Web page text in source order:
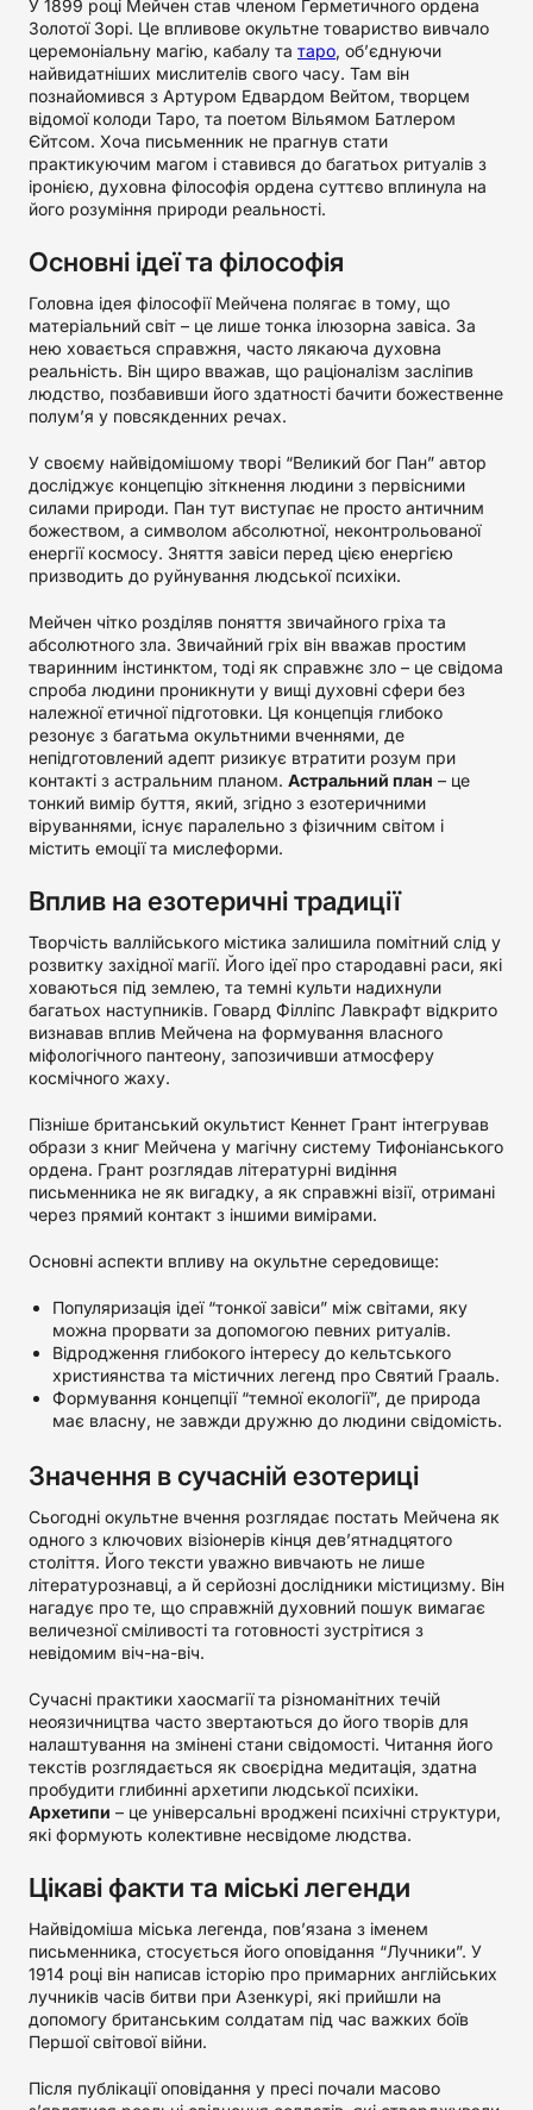
У 1899 році Мейчен став членом Герметичного ордена
Золотої Зорі. Це впливове окультне товариство вивчало
церемоніальну магію, кабалу та таро, об’єднуючи
найвидатніших мислителів свого часу. Там він
познайомився з Артуром Едвардом Вейтом, творцем
відомої колоди Таро, та поетом Вільямом Батлером
Єйтсом. Хоча письменник не прагнув стати
практикуючим магом і ставився до багатьох ритуалів з
іронією, духовна філософія ордена суттєво вплинула на
його розуміння природи реальності.
Основні ідеї та філософія
Головна ідея філософії Мейчена полягає в тому, що
матеріальний світ – це лише тонка ілюзорна завіса. За
нею ховається справжня, часто лякаюча духовна
реальність. Він щиро вважав, що раціоналізм засліпив
людство, позбавивши його здатності бачити божественне
полум’я у повсякденних речах.
У своєму найвідомішому творі “Великий бог Пан” автор
досліджує концепцію зіткнення людини з первісними
силами природи. Пан тут виступає не просто античним
божеством, а символом абсолютної, неконтрольованої
енергії космосу. Зняття завіси перед цією енергією
призводить до руйнування людської психіки.
Мейчен чітко розділяв поняття звичайного гріха та
абсолютного зла. Звичайний гріх він вважав простим
тваринним інстинктом, тоді як справжнє зло – це свідома
спроба людини проникнути у вищі духовні сфери без
належної етичної підготовки. Ця концепція глибоко
резонує з багатьма окультними вченнями, де
непідготовлений адепт ризикує втратити розум при
контакті з астральним планом. Астральний план – це
тонкий вимір буття, який, згідно з езотеричними
віруваннями, існує паралельно з фізичним світом і
містить емоції та мислеформи.
Вплив на езотеричні традиції
Творчість валлійського містика залишила помітний слід у
розвитку західної магії. Його ідеї про стародавні раси, які
ховаються під землею, та темні культи надихнули
багатьох наступників. Говард Філліпс Лавкрафт відкрито
визнавав вплив Мейчена на формування власного
міфологічного пантеону, запозичивши атмосферу
космічного жаху.
Пізніше британський окультист Кеннет Грант інтегрував
образи з книг Мейчена у магічну систему Тифоніанського
ордена. Грант розглядав літературні видіння
письменника не як вигадку, а як справжні візії, отримані
через прямий контакт з іншими вимірами.
Основні аспекти впливу на окультне середовище:
Популяризація ідеї “тонкої завіси” між світами, яку
можна прорвати за допомогою певних ритуалів.
Відродження глибокого інтересу до кельтського
християнства та містичних легенд про Святий Грааль.
Формування концепції “темної екології”, де природа
має власну, не завжди дружню до людини свідомість.
Значення в сучасній езотериці
Сьогодні окультне вчення розглядає постать Мейчена як
одного з ключових візіонерів кінця дев’ятнадцятого
століття. Його тексти уважно вивчають не лише
літературознавці, а й серйозні дослідники містицизму. Він
нагадує про те, що справжній духовний пошук вимагає
величезної сміливості та готовності зустрітися з
невідомим віч-на-віч.
Сучасні практики хаосмагії та різноманітних течій
неоязичництва часто звертаються до його творів для
налаштування на змінені стани свідомості. Читання його
текстів розглядається як своєрідна медитація, здатна
пробудити глибинні архетипи людської психіки.
Архетипи – це універсальні вроджені психічні структури,
які формують колективне несвідоме людства.
Цікаві факти та міські легенди
Найвідоміша міська легенда, пов’язана з іменем
письменника, стосується його оповідання “Лучники”. У
1914 році він написав історію про примарних англійських
лучників часів битви при Азенкурі, які прийшли на
допомогу британським солдатам під час важких боїв
Першої світової війни.
Після публікації оповідання у пресі почали масово